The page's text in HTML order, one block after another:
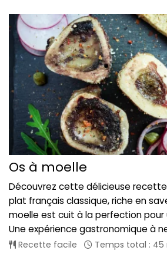
Os à moelle
Découvrez cette délicieuse
plat français classique, riche en
moelle est cuit à la perfection pour
Une expérience gastronomique à
Recette facile Temps total : 45